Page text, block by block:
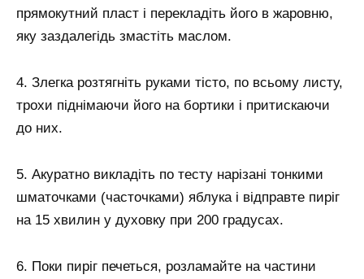
прямокутний пласт і перекладіть його в жаровню,
яку заздалегідь змастіть маслом.
4. Злегка розтягніть руками тісто, по всьому листу,
трохи піднімаючи його на бортики і притискаючи
до них.
5. Акуратно викладіть по тесту нарізані тонкими
шматочками (часточками) яблука і відправте пиріг
на 15 хвилин у духовку при 200 градусах.
6. Поки пиріг печеться, розламайте на частини